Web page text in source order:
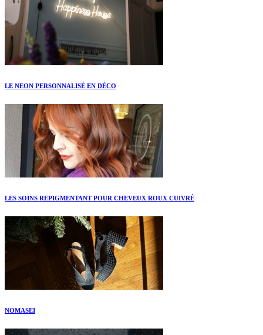
LE NEON PERSONNALISÉ EN DÉCO
LES SOINS REPIGMENTANT POUR CHEVEUX ROUX CUIVRÉ
NOMASEI